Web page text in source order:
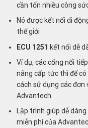
cần tốn nhiều công
Nó được kết nối di
thế giới
ECU 1251 kết nối dễ
Ví dụ, các cổng nối
nâng cấp tức thì để
cách sử dụng các đơn
Advantech
Lập trình giúp dễ
miễn phí của